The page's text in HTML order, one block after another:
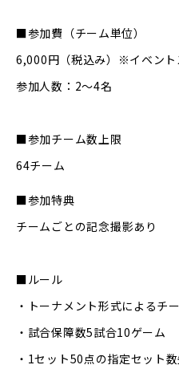
■参加費（チーム単位）
6,000円（税込み）※イベント
参加人数：2～4名
■参加チーム数上限
64チーム
■参加特典
チームごとの記念撮影あり
■ルール
・トーナメント形式によるチ
・試合保障数5試合10ゲーム
・1セット50点の指定セット